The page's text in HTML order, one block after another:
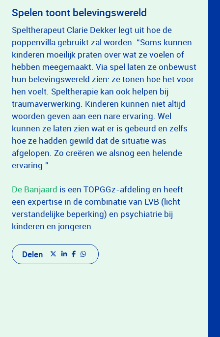
Spelen toont belevingswereld
Speltherapeut Clarie Dekker legt uit hoe de
poppenvilla gebruikt zal worden. “Soms kunnen
kinderen moeilijk praten over wat ze voelen of
hebben meegemaakt. Via spel laten ze onbewust
hun belevingswereld zien: ze tonen hoe het voor
hen voelt. Speltherapie kan ook helpen bij
traumaverwerking. Kinderen kunnen niet altijd
woorden geven aan een nare ervaring. Wel
kunnen ze laten zien wat er is gebeurd en zelfs
hoe ze hadden gewild dat de situatie was
afgelopen. Zo creëren we alsnog een helende
ervaring.”
De Banjaard is een TOPGGz-afdeling en heeft
een expertise in de combinatie van LVB (licht
verstandelijke beperking) en psychiatrie bij
kinderen en jongeren.
Delen